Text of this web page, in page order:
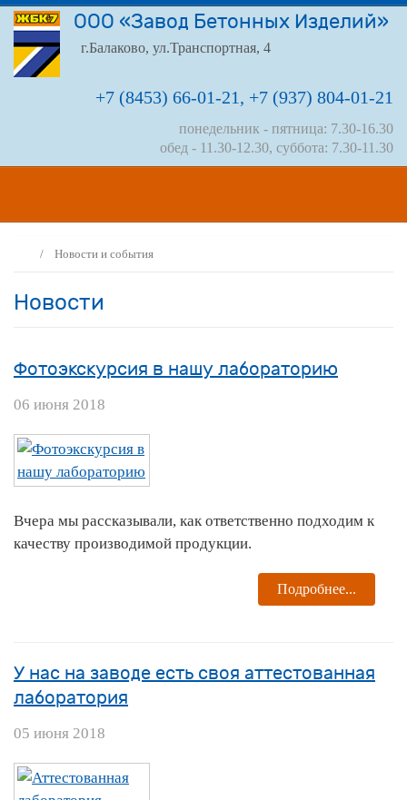
ООО «Завод Бетонных Изделий»
г.Балаково, ул.Транспортная, 4
+7 (8453) 66-01-21, +7 (937) 804-01-21
понедельник - пятница: 7.30-16.30
обед - 11.30-12.30, суббота: 7.30-11.30
/ Новости и события
Новости
Фотоэкскурсия в нашу лабораторию
06 июня 2018
Вчера мы рассказывали, как ответственно подходим к
качеству производимой продукции.
Подробнее...
У нас на заводе есть своя аттестованная
лаборатория
05 июня 2018